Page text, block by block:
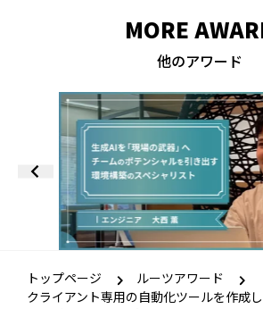
MORE
他のアワード
トップページ
ルーツアワード
クライアント専用の自動化ツールを作成